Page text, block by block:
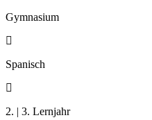
Gymnasium

Spanisch

2. | 3. Lernjahr